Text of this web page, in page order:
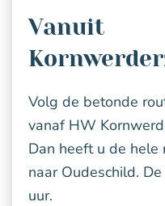
Vanuit
Volg de betonde
vanaf HW
Dan heeft u de hele
naar Oudeschild.
uur.